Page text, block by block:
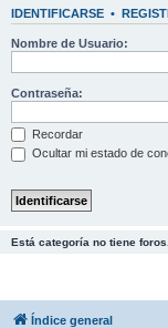
IDENTIFICARSE •
Nombre de Usuario:
Contraseña:
Recordar
Ocultar mi estado de
Está categoría no tiene foros.
Índice general